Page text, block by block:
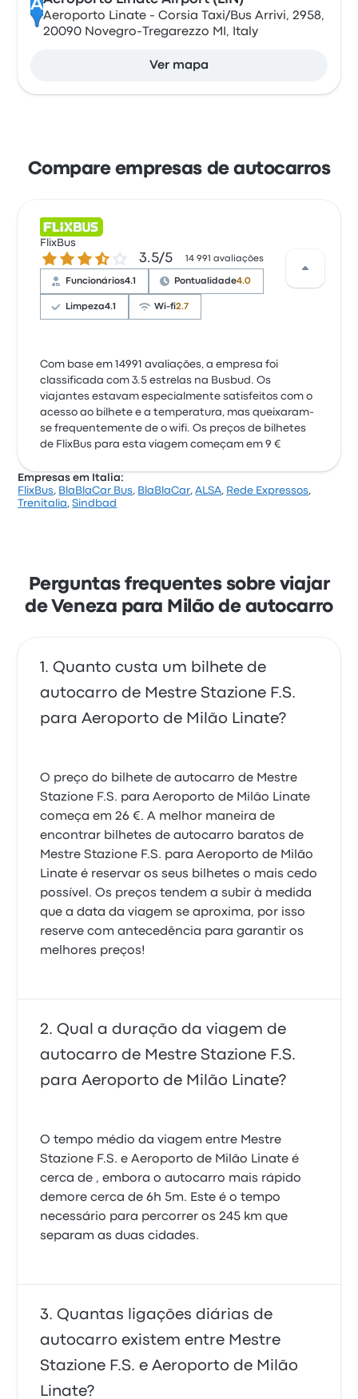
A
Aeroporto Linate - Corsia Taxi/Bus Arrivi, 2958,
20090 Novegro-Tregarezzo MI, Italy
Ver mapa
Compare empresas de autocarros
FlixBus
3.5 de 5 estrelas 3.5/5 14 991 avaliações
Funcionários4.1 Pontualidade4.0
Limpeza4.1 Wi-fi2.7
Com base em 14991 avaliações, a empresa foi
classificada com 3.5 estrelas na Busbud. Os
viajantes estavam especialmente satisfeitos com o
acesso ao bilhete e a temperatura, mas queixaram-
se frequentemente de o wifi. Os preços de bilhetes
de FlixBus para esta viagem começam em 9 €
Empresas em Italia:
FlixBus, BlaBlaCar Bus, BlaBlaCar,ALSA, Rede Expressos,
Trenitalia,Sindbad
Perguntas frequentes sobre viajar
de Veneza para Milão de autocarro
Quanto custa um bilhete de
autocarro de Mestre Stazione F.S.
para Aeroporto de Milão Linate?
O preço do bilhete de autocarro de Mestre
Stazione F.S. para Aeroporto de Milão Linate
começa em 26 €. A melhor maneira de
encontrar bilhetes de autocarro baratos de
Mestre Stazione F.S. para Aeroporto de Milão
Linate é reservar os seus bilhetes o mais cedo
possível. Os preços tendem a subir à medida
que a data da viagem se aproxima, por isso
reserve com antecedência para garantir os
melhores preços!
Qual a duração da viagem de
autocarro de Mestre Stazione F.S.
para Aeroporto de Milão Linate?
O tempo médio da viagem entre Mestre
Stazione F.S. e Aeroporto de Milão Linate é
cerca de , embora o autocarro mais rápido
demore cerca de 6h 5m. Este é o tempo
necessário para percorrer os 245 km que
separam as duas cidades.
Quantas ligações diárias de
autocarro existem entre Mestre
Stazione F.S. e Aeroporto de Milão
Linate?